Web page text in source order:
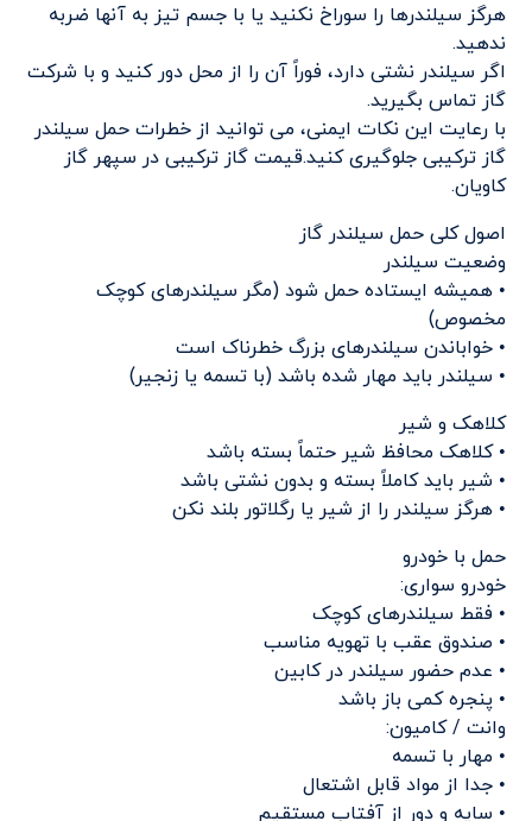
هرگز سیلندرها را سوراخ نکنید یا با جسم تیز به آنها ضربه
ندهید.
اگر سیلندر نشتی دارد، فوراً آن را از محل دور کنید و با شرکت
گاز تماس بگیرید.
با رعایت این نکات ایمنی، می توانید از خطرات حمل سیلندر
گاز ترکیبی جلوگیری کنید.قیمت گاز ترکیبی در سپهر گاز
کاویان.
اصول کلی حمل سیلندر گاز
وضعیت سیلندر
• همیشه ایستاده حمل شود (مگر سیلندرهای کوچک
مخصوص)
• خواباندن سیلندرهای بزرگ خطرناک است
• سیلندر باید مهار شده باشد (با تسمه یا زنجیر)
کلاهک و شیر
• کلاهک محافظ شیر حتماً بسته باشد
• شیر باید کاملاً بسته و بدون نشتی باشد
• هرگز سیلندر را از شیر یا رگلاتور بلند نکن
حمل با خودرو
خودرو سواری:
• فقط سیلندرهای کوچک
• صندوق عقب با تهویه مناسب
• عدم حضور سیلندر در کابین
• پنجره کمی باز باشد
وانت / کامیون:
• مهار با تسمه
• جدا از مواد قابل اشتعال
• سایه و دور از آفتاب مستقیم